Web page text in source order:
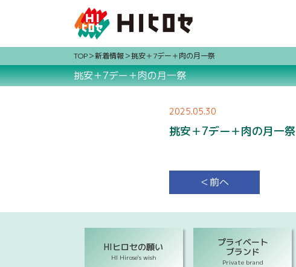
TOP 新着情報 挑安＋7デー＋肉の月一祭
挑安＋7デー＋肉の月一祭
2025.05.30
挑安＋7デー＋肉の月一祭
＜前へ
HIヒロセの願い
HI Hirose's wish
プライベート
ブランド
Private brand